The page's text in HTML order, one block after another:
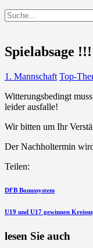
Spielabsage !!!
1. Mannschaft Top-
Witterungsbedingt
leider ausfalle!
Wir bitten um Ihr
Der Nachholtermin
Teilen:
vorherigen
DFB Bonussystem
nächsten
U19 und U17 gewinnen
lesen Sie auch